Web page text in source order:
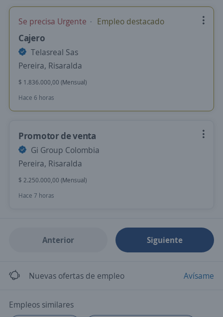
Se precisa Urgente Empleo destacado
Cajero
Telasreal Sas
Pereira, Risaralda
$ 1.836.000,00 (Mensual)
Hace 6 horas
Promotor de venta
Gi Group Colombia
Pereira, Risaralda
$ 2.250.000,00 (Mensual)
Hace 7 horas
Anterior Siguiente
Nuevas ofertas de empleo Avísame
Empleos similares